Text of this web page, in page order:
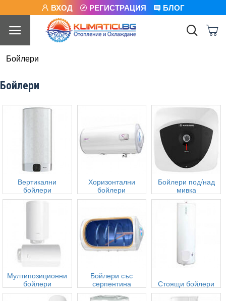
ВХОД РЕГИСТРАЦИЯ БЛОГ
Бойлери
Бойлери
Вертикални
бойлери
Хоризонтални
бойлери
Бойлери под/над
мивка
Мултипозиционни
бойлери
Бойлери със
серпентина
Стоящи бойлери